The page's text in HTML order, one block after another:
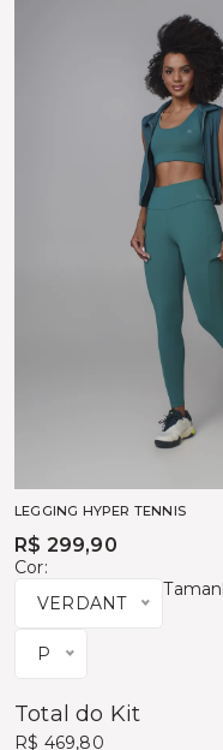
LEGGING HYPER TENNIS
R$ 299,90
Cor:
VERDANT
P
Total do Kit
R$ 469,80